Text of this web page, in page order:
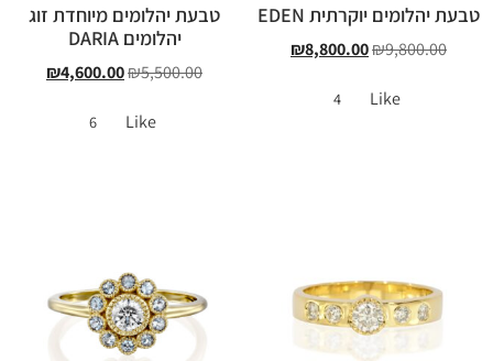
טבעת יהלומים יוקרתית EDEN
₪9,800.00
₪8,800.00
Like
4
טבעת יהלומים מיוחדת זוג
יהלומים DARIA
₪5,500.00
₪4,600.00
Like
6